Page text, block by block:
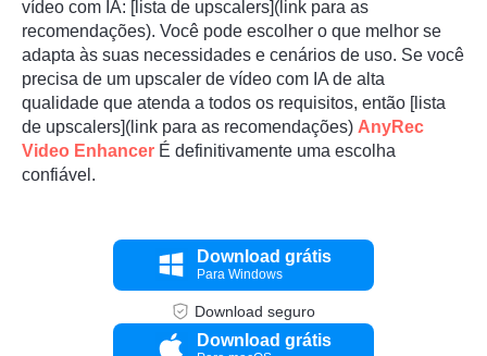
vídeo com IA: [lista de upscalers](link para as
recomendações). Você pode escolher o que melhor se
adapta às suas necessidades e cenários de uso. Se você
precisa de um upscaler de vídeo com IA de alta
qualidade que atenda a todos os requisitos, então [lista
de upscalers](link para as recomendações) AnyRec
Video Enhancer É definitivamente uma escolha
confiável.
Download grátis
Para Windows
Download seguro
Download grátis